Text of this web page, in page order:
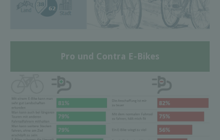
Pro und Contra E-Bikes